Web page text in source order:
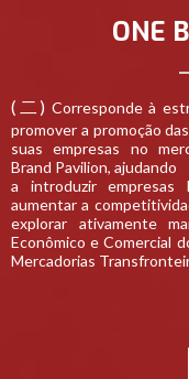
ONE
(二) Corresponde à
promover a promoção
suas empresas no
Brand Pavilion, ajudando
a introduzir empresas
aumentar a
explorar ativamente
Econômico e Comercial
Mercadorias